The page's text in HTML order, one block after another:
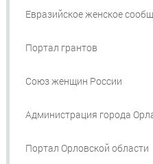
Евразийское женское
Портал грантов
Союз женщин России
Администрация города
Портал Орловской области